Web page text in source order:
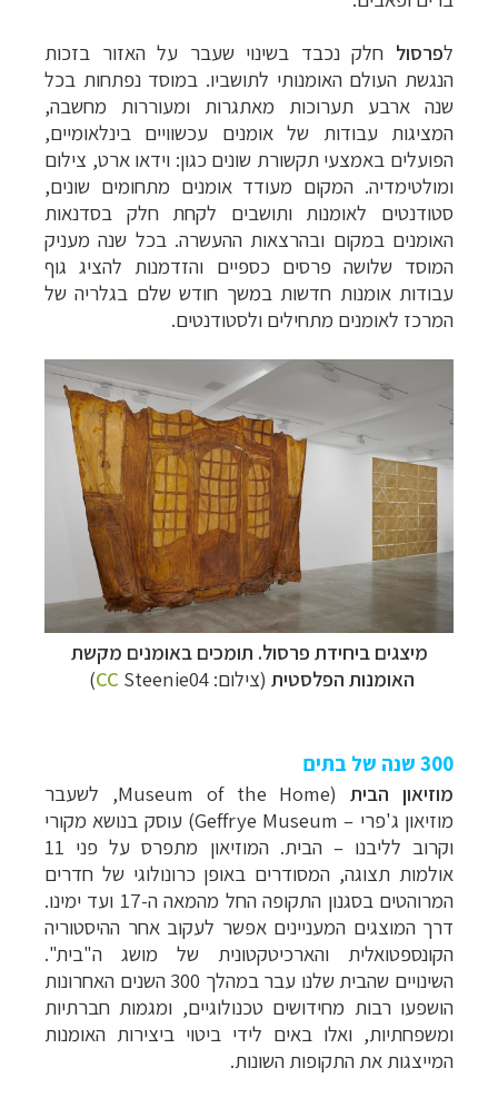
לפרסול חלק נכבד בשינוי שעבר על האזור בזכות
הנגשת העולם האומנותי לתושביו. במוסד נפתחות בכל
שנה ארבע תערוכות מאתגרות ומעוררות מחשבה,
המציגות עבודות של אומנים עכשוויים בינלאומיים,
הפועלים באמצעי תקשורת שונים כגון: וידאו ארט, צילום
ומולטימדיה. המקום מעודד אומנים מתחומים שונים,
סטודנטים לאומנות ותושבים לקחת חלק בסדנאות
האומנים במקום ובהרצאות ההעשרה. בכל שנה מעניק
המוסד שלושה פרסים כספיים והזדמנות להציג גוף
עבודות אומנות חדשות במשך חודש שלם בגלריה של
המרכז לאומנים מתחילים ולסטודנטים.
מיצגים ביחידת פרסול. תומכים באומנים מקשת
האומנות הפלסטית (צילום: CC Steenie04)
300 שנה של בתים
מוזיאון הבית (
Museum of the Home, לשעבר
מוזיאון ג'פרי –
Geffrye Museum)
עוסק בנושא מקורי
וקרוב לליבנו–
הבית. המוזיאון מתפרס על פני 11
אולמות תצוגה, המסודרים באופן כרונולוגי של חדרים
המרוהטים בסגנון התקופה החל מהמאה ה-17 ועד ימינו.
דרך המוצגים המעניינים אפשר לעקוב אחר ההיסטוריה
הקונספטואלית והארכיטקטונית של מושג ה"בית".
השינויים שהבית שלנו עבר במהלך 300 השנים האחרונות
הושפעו רבות מחידושים טכנולוגיים, ומגמות חברתיות
ומשפחתיות, ואלו באים לידי ביטוי ביצירות האומנות
המייצגות את התקופות השונות.